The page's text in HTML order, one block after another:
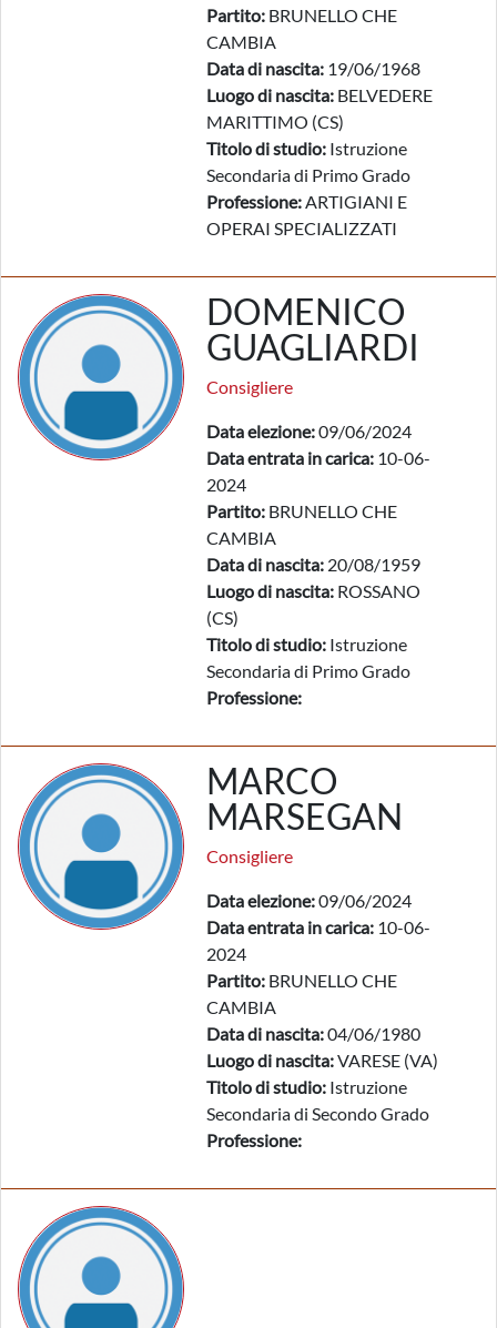
Partito: BRUNELLO CHE
CAMBIA
Data di nascita: 19/06/1968
Luogo di nascita: BELVEDERE
MARITTIMO (CS)
Titolo di studio: Istruzione
Secondaria di Primo Grado
Professione:ARTIGIANI E
OPERAI SPECIALIZZATI
DOMENICO
GUAGLIARDI
Consigliere
Data elezione:09/06/2024
Data entrata in carica: 10-06-
2024
Partito: BRUNELLO CHE
CAMBIA
Data di nascita: 20/08/1959
Luogo di nascita: ROSSANO
(CS)
Titolo di studio: Istruzione
Secondaria di Primo Grado
Professione:
MARCO
MARSEGAN
Consigliere
Data elezione:09/06/2024
Data entrata in carica: 10-06-
2024
Partito: BRUNELLO CHE
CAMBIA
Data di nascita:04/06/1980
Luogo di nascita:VARESE (VA)
Titolo di studio: Istruzione
Secondaria di Secondo Grado
Professione: